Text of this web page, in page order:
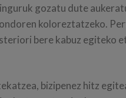
gozatu dute
koloreztatzeko.
bere kabuz egiteko
bizipenez hitz